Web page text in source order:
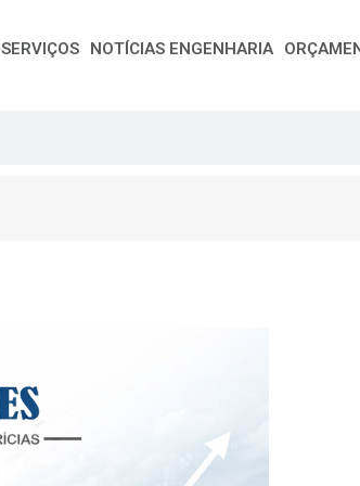
SERVIÇOS NOTÍCIAS ENGENHARIA